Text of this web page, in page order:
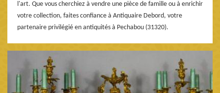
l'art. Que vous cherchiez à vendre une pièce de famille ou à enrichir
votre collection, faites confiance à Antiquaire Debord, votre
partenaire privilégié en antiquités à Pechabou (31320).